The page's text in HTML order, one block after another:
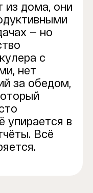
из дома, они
— но
с
нет
за обедом,
упирается в
Всё